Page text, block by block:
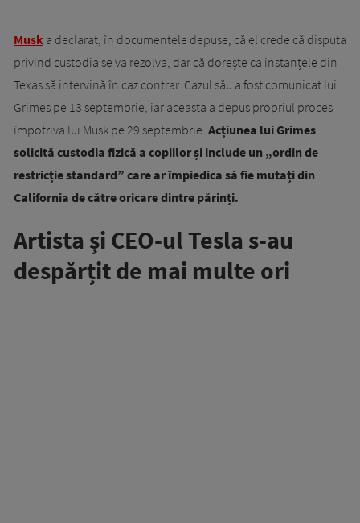
Musk a declarat, în documentele depuse, că el crede că disputa
privind custodia se va rezolva, dar că dorește ca instanțele din
Texas să intervină în caz contrar. Cazul său a fost comunicat lui
Grimes pe 13 septembrie, iar aceasta a depus propriul proces
împotriva lui Musk pe 29 septembrie. Acțiunea lui Grimes
solicită custodia fizică a copiilor și include un „ordin de
restricție standard” care ar împiedica să fie mutați din
California de către oricare dintre părinți.
Artista și CEO-ul Tesla s-au
despărțit de mai multe ori